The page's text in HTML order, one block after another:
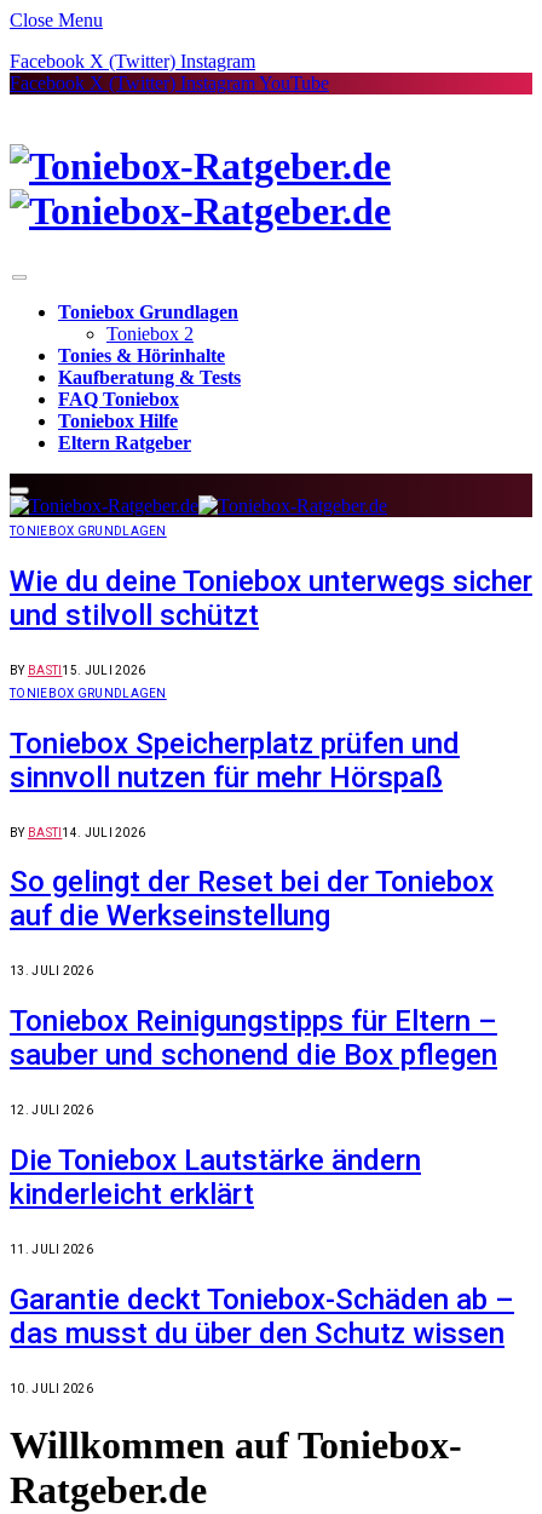
Close Menu
Facebook X (Twitter) Instagram
Facebook X (Twitter) InstagramYouTube
Toniebox Grundlagen
Toniebox 2
Tonies & Hörinhalte
Kaufberatung & Tests
FAQ Toniebox
Toniebox Hilfe
Eltern Ratgeber
TONIEBOX GRUNDLAGEN
Wie du deine Toniebox unterwegs sicher
und stilvoll schützt
BY BASTI 15. JULI 2026
TONIEBOX GRUNDLAGEN
Toniebox Speicherplatz prüfen und
sinnvoll nutzen für mehr Hörspaß
BY BASTI 14. JULI 2026
So gelingt der Reset bei der Toniebox
auf die Werkseinstellung
13. JULI 2026
Toniebox Reinigungstipps für Eltern –
sauber und schonend die Box pflegen
12. JULI 2026
Die Toniebox Lautstärke ändern
kinderleicht erklärt
11. JULI 2026
Garantie deckt Toniebox-Schäden ab –
das musst du über den Schutz wissen
10. JULI 2026
Willkommen auf Toniebox-
Ratgeber.de